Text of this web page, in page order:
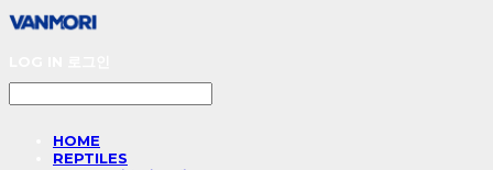
HOME
REPTILES